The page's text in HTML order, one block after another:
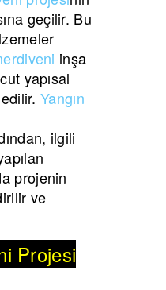
geçilir. Bu
inşa
yapısal
Yangın
ilgili
projenin
ve
Projesi